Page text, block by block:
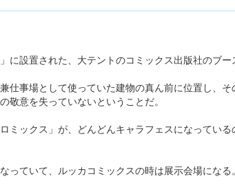
に設置された、大テントのコミックス出版社のブー
仕事場として使っていた建物の真ん前に位置し、そ
敬意を失っていないということだ。
ミックス」が、どんどんキャラフェスになってい
ていて、ルッカコミックスの時は展示会場になる。